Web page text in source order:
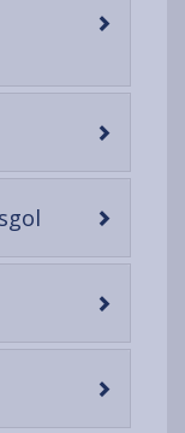
content